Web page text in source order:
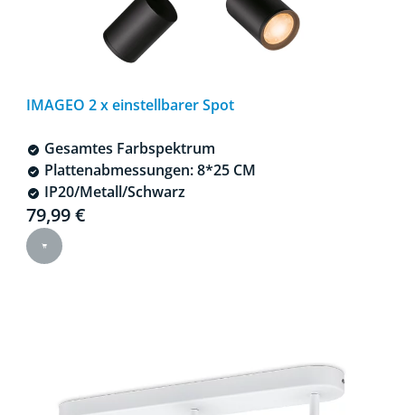
IMAGEO 2 x einstellbarer Spot
Gesamtes Farbspektrum
Plattenabmessungen: 8*25 CM
IP20/Metall/Schwarz
Current price is 79,99 €
79,99 €